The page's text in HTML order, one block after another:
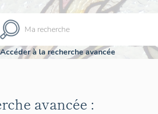
Accéder à la recherche avancée
avancée :